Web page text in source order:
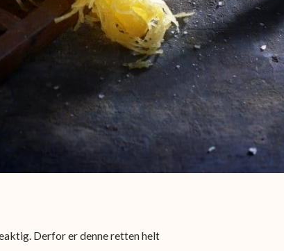
Derfor er denne retten helt